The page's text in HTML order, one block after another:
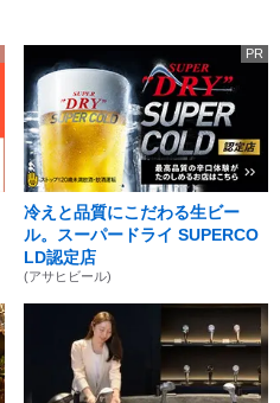
PR
冷えと品質にこだわる生ビー
ル。スーパードライ SUPERCO
LD認定店
(アサヒビール)